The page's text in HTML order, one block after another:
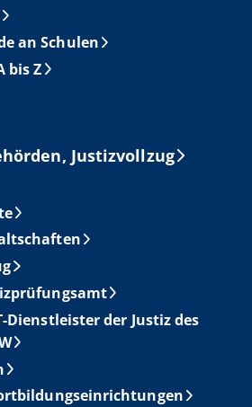
an Schulen
bis Z
Justizvollzug
Dienstleister der Justiz des